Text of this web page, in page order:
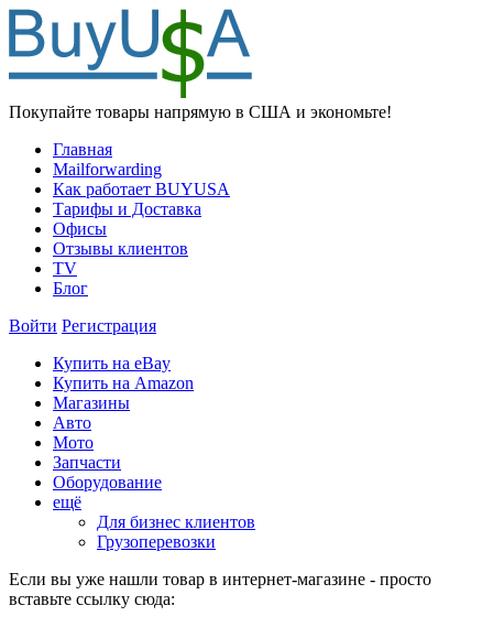
Покупайте товары напрямую в США и экономьте!
Главная
Mailforwarding
Как работает BUYUSA
Тарифы и Доставка
Офисы
Отзывы клиентов
TV
Блог
Войти Регистрация
Купить на eBay
Купить на Amazon
Магазины
Авто
Мото
Запчасти
Оборудование
ещё
Для бизнес клиентов
Грузоперевозки
Если вы уже нашли товар в интернет-магазине - просто
вставьте ссылку сюда: